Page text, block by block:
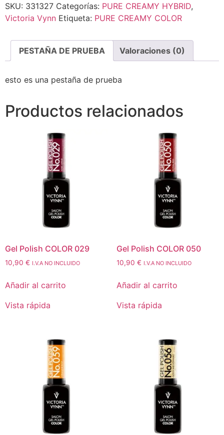
SKU: 331327 Categorías: PURE CREAMY HYBRID,
Victoria Vynn Etiqueta: PURE CREAMY COLOR
PESTAÑA DE PRUEBA Valoraciones (0)
esto es una pestaña de prueba
Productos relacionados
Gel Polish COLOR 029
10,90 € I.V.A NO INCLUIDO
Añadir al carrito
Vista rápida
Gel Polish COLOR 050
10,90 € I.V.A NO INCLUIDO
Añadir al carrito
Vista rápida